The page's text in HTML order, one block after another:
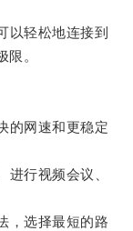
轻松地连接到
。
网速和更稳定
行视频会议、
选择最短的路